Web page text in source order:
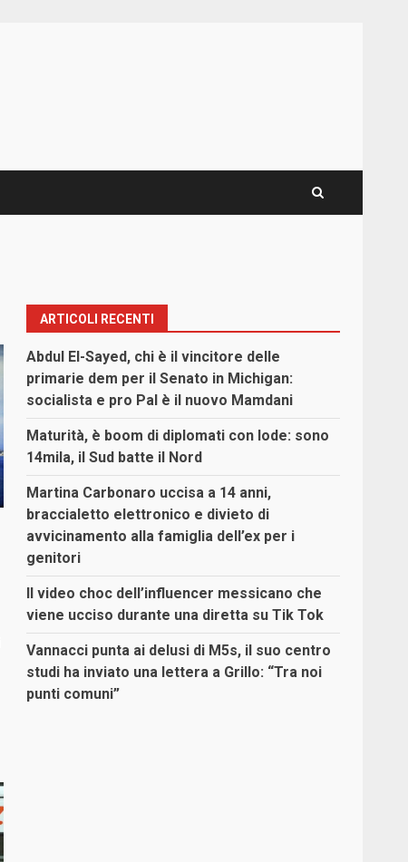
ARTICOLI RECENTI
Abdul El-Sayed, chi è il vincitore delle
primarie dem per il Senato in Michigan:
socialista e pro Pal è il nuovo Mamdani
Maturità, è boom di diplomati con lode: sono
14mila, il Sud batte il Nord
Martina Carbonaro uccisa a 14 anni,
braccialetto elettronico e divieto di
avvicinamento alla famiglia dell’ex per i
genitori
Il video choc dell’influencer messicano che
viene ucciso durante una diretta su Tik Tok
Vannacci punta ai delusi di M5s, il suo centro
studi ha inviato una lettera a Grillo: “Tra noi
punti comuni”